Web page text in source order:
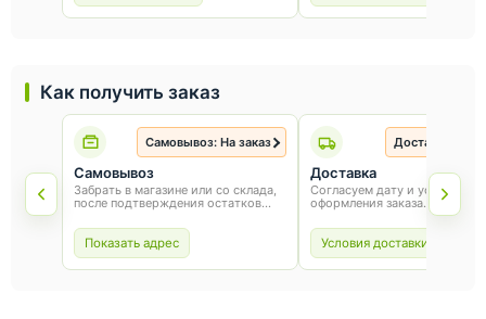
Как получить заказ
Самовывоз: На заказ
Самовывоз
Забрать в магазине или со склада,
после подтверждения остатков
Показать адрес
Доставка: На
Доставка
Согласуем дату и условия
оформления заказа.
Условия доставки